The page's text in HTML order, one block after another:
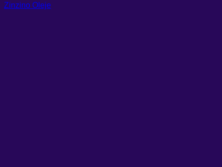
Zinzino Oleje